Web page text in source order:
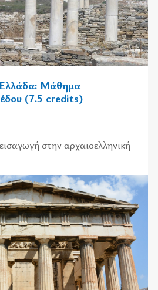
Μάθημα
(7.5 credits)
στην αρχαιοελληνική